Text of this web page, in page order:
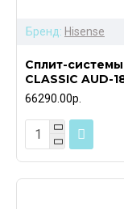
Бренд: Hisense
Сплит-системы
CLASSIC AUD-
66290.00р.